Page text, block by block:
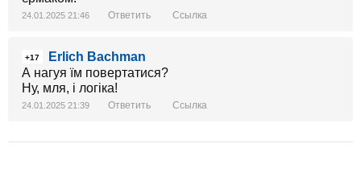
24.01.2025 21:46 Ответить Ссылка
+17
Erlich Bachman
А нагуя їм повертатися?
Ну, мля, і логіка!
24.01.2025 21:39 Ответить Ссылка